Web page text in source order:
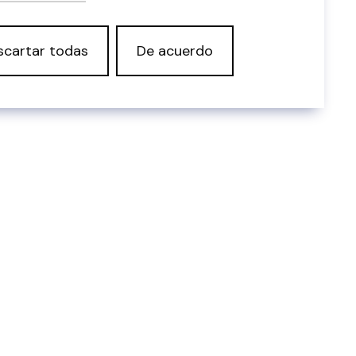
todas De acuerdo